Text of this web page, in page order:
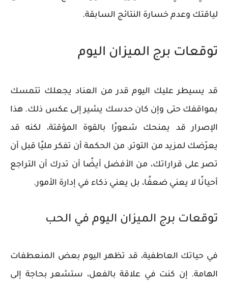
لياقتك وعدم خسارة النتائج السابقة.
توقعات برج الميزان اليوم
قد يسيطر عليك اليوم قدر من العناد يجعلك تتمسك
بمواقفك حتى وإن كان حدسك يشير إلى عكس ذلك. هذا
الإصرار قد يمنحك شعورًا بالقوة المؤقتة، لكنه قد
يعرّضك لمزيد من التوتر. من الحكمة أن تفكر مليًا قبل أن
تصر على قراراتك، من الأفضل أيضًا أن تدرك أن التراجع
أحيانًا لا يعني ضعفًا، بل يعني ذكاء في إدارة الأمور.
توقعات برج الميزان اليوم في الحب
في حياتك العاطفية، قد تظهر اليوم بعض المنعطفات
الهامة. إن كنت في علاقة بالفعل، ستشعر بحاجة إلى